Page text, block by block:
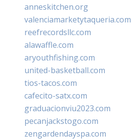
anneskitchen.org
valenciamarketytaqueria.com
reefrecordsllc.com
alawaffle.com
aryouthfishing.com
united-basketball.com
tios-tacos.com
cafecito-satx.com
graduacionviu2023.com
pecanjackstogo.com
zengardendayspa.com